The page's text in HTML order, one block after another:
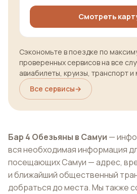
Смотреть
Сэкономьте в поездке по
проверенных сервисов на все
авиабилеты, круизы, транспорт и
Все сервисы→
Бар 4 Обезьяны в Самуи —
вся необходимая информация
посещающих Самуи — адрес,
и ближайший общественный
добраться до места. Мы также